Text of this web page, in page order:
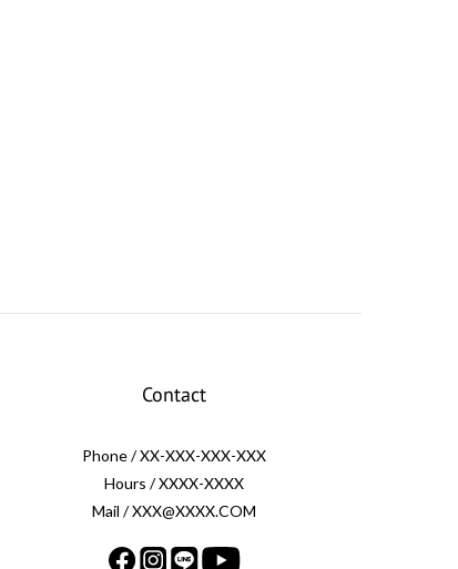
Contact
Phone / XX-XXX-XXX-XXX
Hours / XXXX-XXXX
Mail / XXX@XXXX.COM